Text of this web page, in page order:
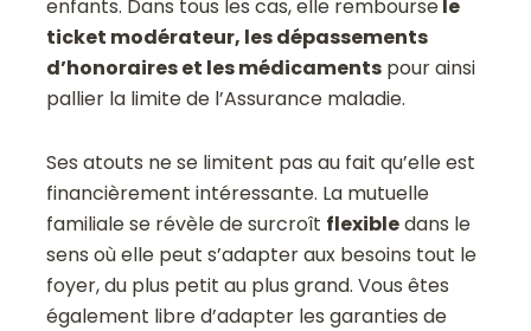
enfants. Dans tous les cas, elle remboursele
ticket modérateur, les dépassements
d’honoraires et les médicaments pour ainsi
pallier la limite de l’Assurance maladie.
Ses atouts ne se limitent pas au fait qu’elle est
financièrement intéressante. La mutuelle
familiale se révèle de surcroît flexibledans le
sens où elle peut s’adapter aux besoins tout le
foyer, du plus petit au plus grand. Vous êtes
également libre d’adapter les garanties de